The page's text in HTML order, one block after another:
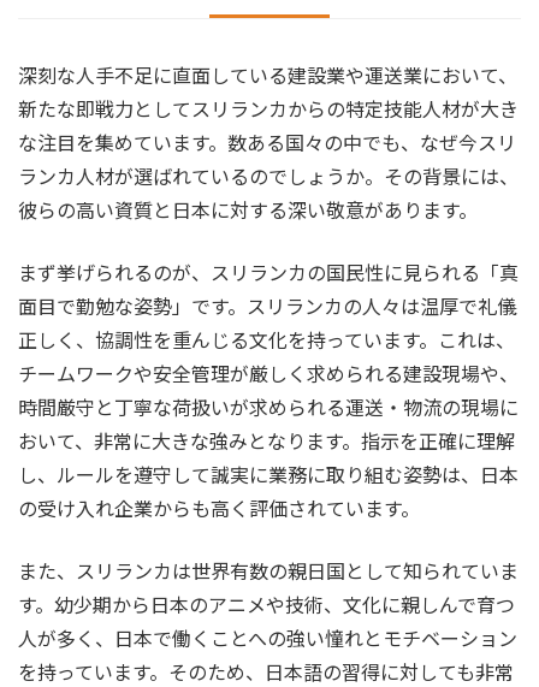
深刻な人手不足に直面している建設業や運送業において、
新たな即戦力としてスリランカからの特定技能人材が大き
な注目を集めています。数ある国々の中でも、なぜ今スリ
ランカ人材が選ばれているのでしょうか。その背景には、
彼らの高い資質と日本に対する深い敬意があります。
まず挙げられるのが、スリランカの国民性に見られる「真
面目で勤勉な姿勢」です。スリランカの人々は温厚で礼儀
正しく、協調性を重んじる文化を持っています。これは、
チームワークや安全管理が厳しく求められる建設現場や、
時間厳守と丁寧な荷扱いが求められる運送・物流の現場に
おいて、非常に大きな強みとなります。指示を正確に理解
し、ルールを遵守して誠実に業務に取り組む姿勢は、日本
の受け入れ企業からも高く評価されています。
また、スリランカは世界有数の親日国として知られていま
す。幼少期から日本のアニメや技術、文化に親しんで育つ
人が多く、日本で働くことへの強い憧れとモチベーション
を持っています。そのため、日本語の習得に対しても非常